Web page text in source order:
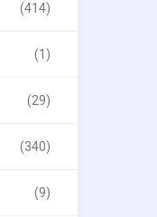
(414)
(1)
(29)
(340)
(9)